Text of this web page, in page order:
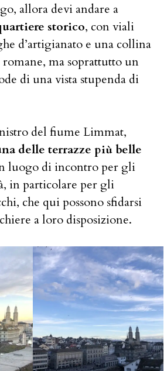
allora devi andare a
storico, con viali
d’artigianato e una collina
ma soprattutto un
di una vista stupenda di
del fiume Limmat,
delle terrazze più belle
luogo di incontro per gli
in particolare per gli
che qui possono sfidarsi
a loro disposizione.